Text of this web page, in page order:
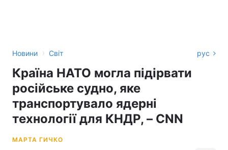
Новини › Світ рус
Країна НАТО могла підірвати
російське судно, яке
транспортувало ядерні
технології для КНДР, – CNN
МАРТА ГИЧКО